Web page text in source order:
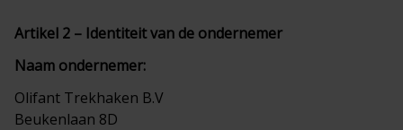
Artikel 2 – Identiteit van de ondernemer
Naam ondernemer:
Olifant Trekhaken B.V
Beukenlaan 8D